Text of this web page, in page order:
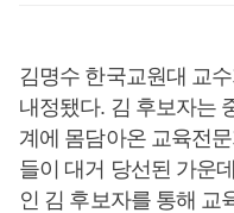
김명수 한국교원대 교
내정됐다. 김 후보자는
계에 몸담아온 교육전
들이 대거 당선된 가운
인 김 후보자를 통해 교